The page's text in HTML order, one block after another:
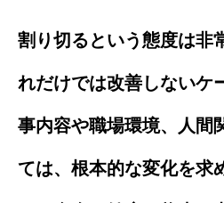
割り切るという態度は非
れだけでは改善しないケ
事内容や職場環境、人間
ては、根本的な変化を求